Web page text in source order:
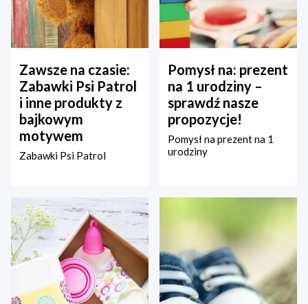
Zawsze na czasie:
Zabawki Psi Patrol
i inne produkty z
bajkowym
motywem
Zabawki Psi Patrol
Pomysł na: prezent
na 1 urodziny –
sprawdź nasze
propozycje!
Pomysł na prezent na 1
urodziny